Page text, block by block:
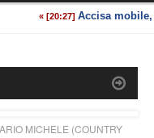
MICHELE (COUNTRY